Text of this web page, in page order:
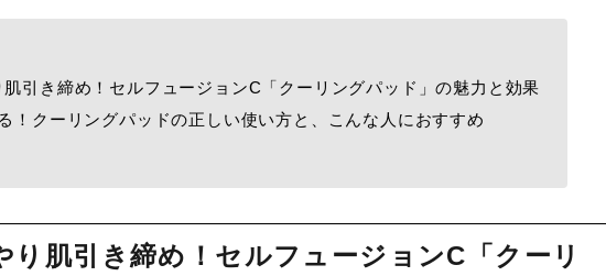
肌引き締め！セルフュージョンC「クーリングパッド」の魅力と効果
！クーリングパッドの正しい使い方と、こんな人におすすめ
り肌引き締め！セルフュージョンC「クーリ